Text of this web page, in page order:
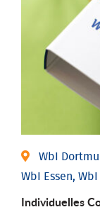
WbI
WbI Essen,
Individuelles